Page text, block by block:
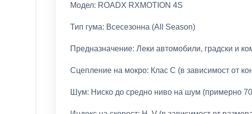
Модел: ROADX RXMOTION 4S
Тип гума: Всесезонна (All Season)
Предназначение: Леки автомобили, градски и
Сцепление на мокро: Клас C (в зависимост от
Шум: Ниско до средно ниво на шум (примерно